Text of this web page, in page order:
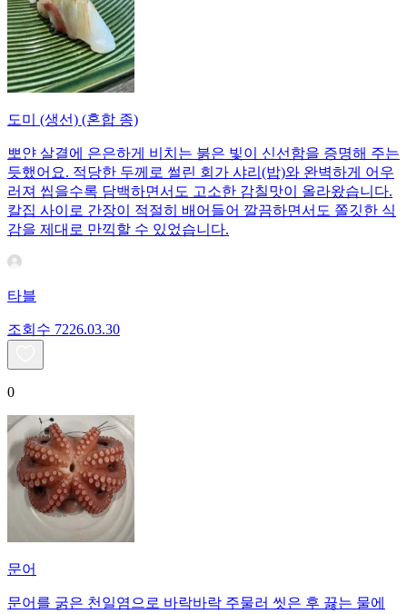
도미 (생선) (혼합 종)
뽀얀 살결에 은은하게 비치는 붉은 빛이 신선함을 증명해 주는
듯했어요. 적당한 두께로 썰린 회가 샤리(밥)와 완벽하게 어우
러져 씹을수록 담백하면서도 고소한 감칠맛이 올라왔습니다.
칼집 사이로 간장이 적절히 배어들어 깔끔하면서도 쫄깃한 식
감을 제대로 만끽할 수 있었습니다.
타블
조회수 7226.03.30
0
문어
문어를 굵은 천일염으로 바락바락 주물러 씻은 후 끓는 물에